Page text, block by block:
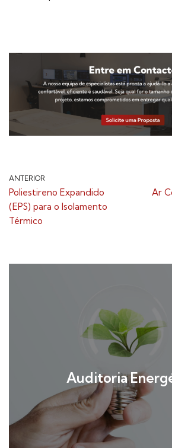
ANTERIOR
Poliestireno Expandido
(EPS) para o Isolamento
Térmico
Ar
Auditoria